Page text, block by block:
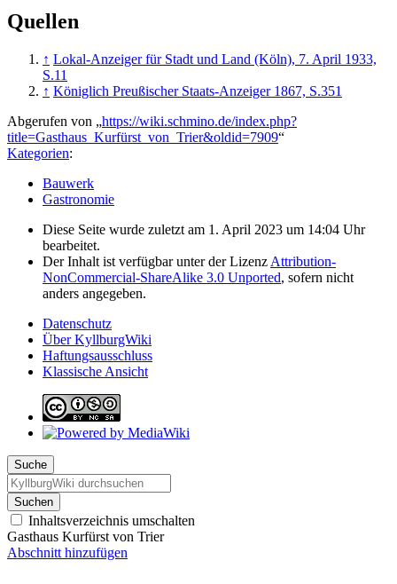
Quellen
↑ Lokal-Anzeiger für Stadt und Land (Köln), 7. April 1933,
S.11
↑ Königlich Preußischer Staats-Anzeiger 1867, S.351
Abgerufen von „https://wiki.schmino.de/index.php?
title=Gasthaus_Kurfürst_von_Trier&oldid=7909“
Kategorien:
Bauwerk
Gastronomie
Diese Seite wurde zuletzt am 1. April 2023 um 14:04 Uhr
bearbeitet.
Der Inhalt ist verfügbar unter der Lizenz Attribution-
NonCommercial-ShareAlike 3.0 Unported, sofern nicht
anders angegeben.
Datenschutz
Über KyllburgWiki
Haftungsausschluss
Klassische Ansicht
Suche
Suchen
Inhaltsverzeichnis umschalten
Gasthaus Kurfürst von Trier
Abschnitt hinzufügen